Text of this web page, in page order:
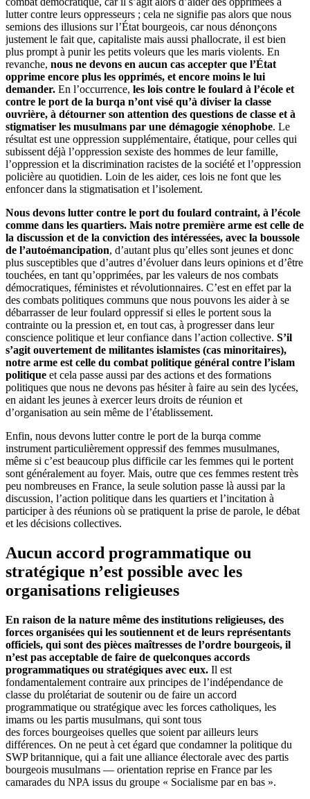
lutter contre leurs oppresseurs ; cela ne signifie pas alors que nous
semions des illusions sur l’État bourgeois, car nous dénonçons
justement le fait que, capitaliste mais aussi phallocrate, il est bien
plus prompt à punir les petits voleurs que les maris violents. En
revanche, nous ne devons en aucun cas accepter que l’État
opprime encore plus les opprimés, et encore moins le lui
demander. En l’occurrence, les lois contre le foulard à l’école et
contre le port de la burqa n’ont visé qu’à diviser la classe
ouvrière, à détourner son attention des questions de classe et à
stigmatiser les musulmans par une démagogie xénophobe. Le
résultat est une oppression supplémentaire, étatique, pour celles qui
subissent déjà l’oppression sexiste des hommes de leur famille,
l’oppression et la discrimination racistes de la société et l’oppression
policière au quotidien. Loin de les aider, ces lois ne font que les
enfoncer dans la stigmatisation et l’isolement.
Nous devons lutter contre le port du foulard contraint, à l’école
comme dans les quartiers. Mais notre première arme est celle de
la discussion et de la conviction des intéressées, avec la boussole
de l’autoémancipation, d’autant plus qu’elles sont jeunes et donc
plus susceptibles que d’autres d’évoluer dans leurs opinions et d’être
touchées, en tant qu’opprimées, par les valeurs de nos combats
démocratiques, féministes et révolutionnaires. C’est en effet par la
des combats politiques communs que nous pouvons les aider à se
débarrasser de leur foulard oppressif si elles le portent sous la
contrainte ou la pression et, en tout cas, à progresser dans leur
conscience politique et leur confiance dans l’action collective. S’il
s’agit ouvertement de militantes islamistes (cas minoritaires),
notre arme est celle du combat politique général contre l’islam
politique et cela passe aussi par des actions et des formations
politiques que nous ne devons pas hésiter à faire au sein des lycées,
en aidant les jeunes à exercer leurs droits de réunion et
d’organisation au sein même de l’établissement.
Enfin, nous devons lutter contre le port de la burqa comme
instrument particulièrement oppressif des femmes musulmanes,
même si c’est beaucoup plus difficile car les femmes qui le portent
sont généralement au foyer. Mais, outre que ces femmes restent très
peu nombreuses en France, la seule solution passe là aussi par la
discussion, l’action politique dans les quartiers et l’incitation à
participer à des réunions où se pratiquent la prise de parole, le débat
et les décisions collectives.
Aucun accord programmatique ou
stratégique n’est possible avec les
organisations religieuses
En raison de la nature même des institutions religieuses, des
forces organisées qui les soutiennent et de leurs représentants
officiels, qui sont des pièces maîtresses de l’ordre bourgeois, il
n’est pas acceptable de faire de quelconques accords
programmatiques ou stratégiques avec eux. Il est
fondamentalement contraire aux principes de l’indépendance de
classe du prolétariat de soutenir ou de faire un accord
programmatique ou stratégique avec les forces catholiques, les
imams ou les partis musulmans, qui sont tous
des forces bourgeoises quelles que soient par ailleurs leurs
différences. On ne peut à cet égard que condamner la politique du
SWP britannique, qui a fait une alliance électorale avec des partis
bourgeois musulmans — orientation reprise en France par les
camarades du NPA issus du groupe « Socialisme par en bas ».